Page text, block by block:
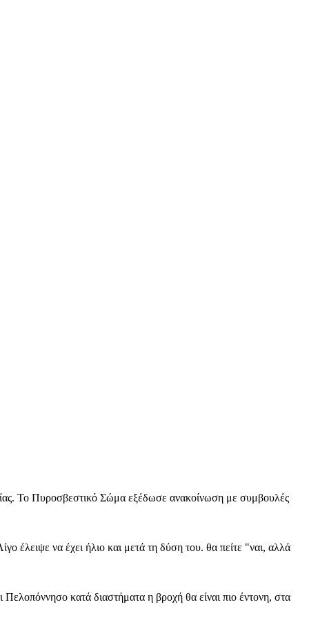
Το Πυροσβεστικό Σώμα εξέδωσε ανακοίνωση με συμβουλές
έλειψε να έχει ήλιο και μετά τη δύση του. θα πείτε "ναι, αλλά
Πελοπόννησο κατά διαστήματα η βροχή θα είναι πιο έντονη, στα